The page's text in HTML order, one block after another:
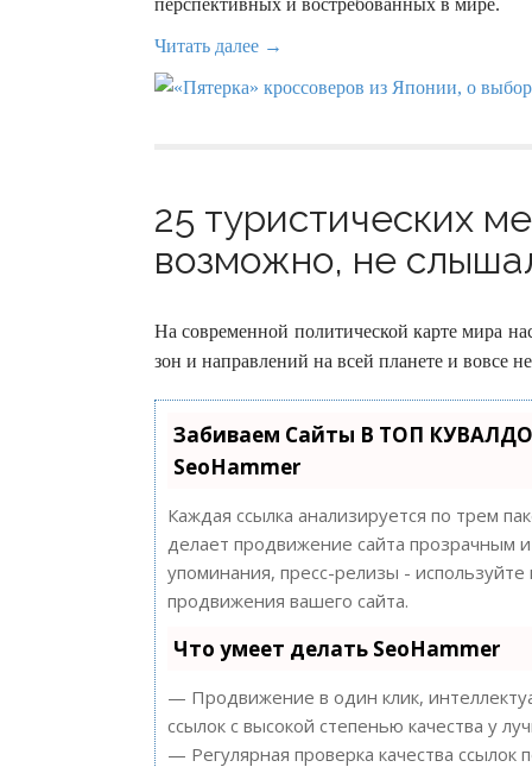
перспективных и востребованных в мире.
Читать далее →
25 туристических
возможно, не
На современной политической карте мира
зон и направлений на всей планете и вовсе
Забиваем Сайты В ТОП
SeoHammer
Каждая ссылка анализируется по трем
делает продвижение сайта прозрачным
упоминания, пресс-релизы -
продвижения вашего сайта.
Что умеет делать SeoHammer
— Продвижение в один клик,
ссылок с высокой степенью качества у
— Регулярная проверка качества